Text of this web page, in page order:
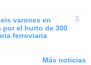
varones en
por el hurto de 300
ferroviaria
Más noticias